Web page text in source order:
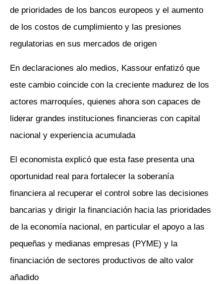
de prioridades de los bancos europeos y el aumento
de los costos de cumplimiento y las presiones
regulatorias en sus mercados de origen
En declaraciones alo medios, Kassour enfatizó que
este cambio coincide con la creciente madurez de los
actores marroquíes, quienes ahora son capaces de
liderar grandes instituciones financieras con capital
nacional y experiencia acumulada
El economista explicó que esta fase presenta una
oportunidad real para fortalecer la soberanía
financiera al recuperar el control sobre las decisiones
bancarias y dirigir la financiación hacia las prioridades
de la economía nacional, en particular el apoyo a las
pequeñas y medianas empresas (PYME) y la
financiación de sectores productivos de alto valor
añadido